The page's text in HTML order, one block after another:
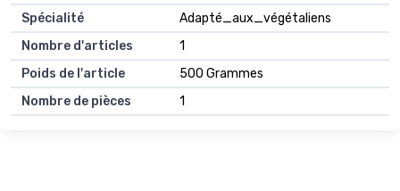
Spécialité
Adapté_aux_végétaliens
Nombre d'articles
1
Poids de l'article
500 Grammes
Nombre de pièces
1